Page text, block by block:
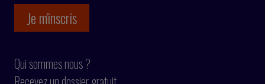
Qui sommes nous ?